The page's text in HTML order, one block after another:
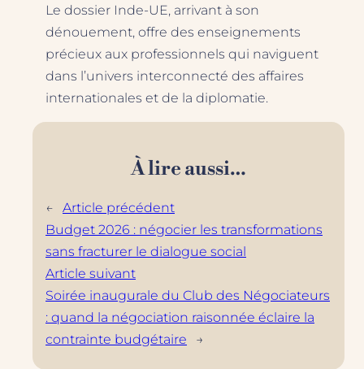
Le dossier Inde-UE, arrivant à son
dénouement, offre des enseignements
précieux aux professionnels qui naviguent
dans l’univers interconnecté des affaires
internationales et de la diplomatie.
À lire aussi…
←
Article précédent
Budget 2026 : négocier les transformations
sans fracturer le dialogue social
Article suivant
Soirée inaugurale du Club des Négociateurs
: quand la négociation raisonnée éclaire la
contrainte budgétaire
→